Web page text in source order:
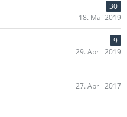
30
18. Mai 2019
9
29. April 2019
27. April 2017